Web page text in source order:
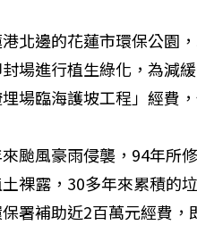
北邊的花蓮市環保公園
場進行植生綠化，為減
埋場臨海護坡工程」經費
颱風豪雨侵襲，94年所
裸露，30多年來累積的
署補助近2百萬元經費，